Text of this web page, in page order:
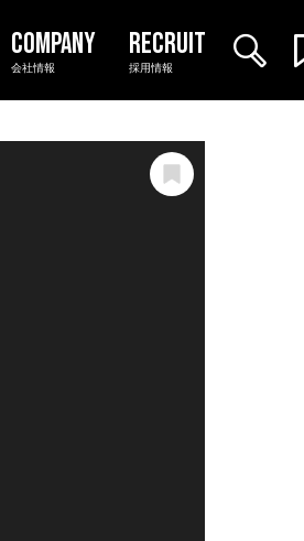
会社情報 採用情報